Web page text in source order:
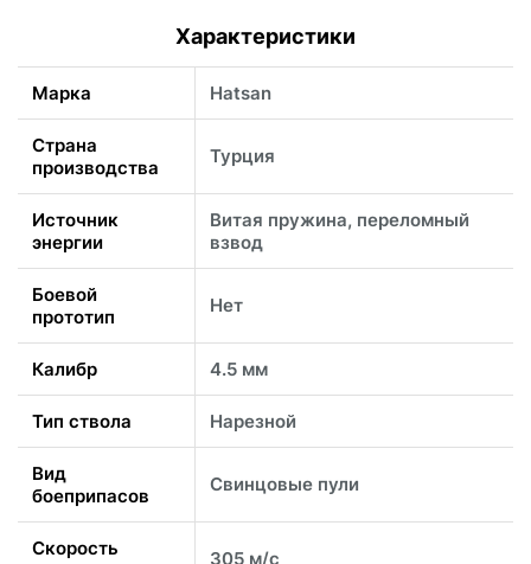
Характеристики
Марка Hatsan
Страна
производства
Турция
Источник
энергии
Витая пружина, переломный
взвод
Боевой
прототип
Нет
Калибр 4.5 мм
Тип ствола Нарезной
Вид
боеприпасов
Свинцовые пули
Скорость
305 м/с